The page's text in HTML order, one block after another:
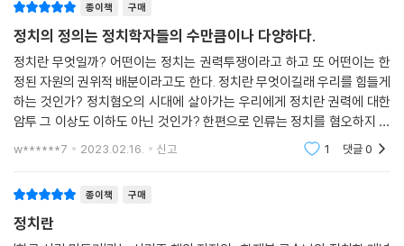
종이책 구매
정치의 정의는 정치학자들의 수만큼이나 다양하다.
정치란 무엇일까? 어떤이는 정치는 권력투쟁이라고 하고 또 어떤이는 한
정된 자원의 권위적 배분이라고도 한다. 정치란 무엇이길래 우리를 힘들게
하는 것인가? 정치혐오의 시대에 살아가는 우리에게 정치란 권력에 대한
암투 그 이상도 이하도 아닌 것인가? 한편으로 인류는 정치를 혐오하지 않
은 적이 있을까? 저자는 서양정치사상을 바탕으로 정치가 단순한 혐오의
w******7 2023.02.16. 신고 1 댓글0
종이책 구매
정치란